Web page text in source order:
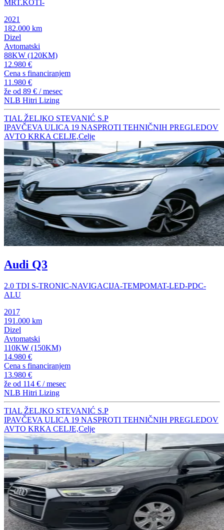
MRT.KOTI-
2021
182.000 km
Dizel
Avtomatski
88KW (120KM)
12.980 €
Cena s financiranjem
11.980 €
že od 89 € / mesec
NLB Hitri Lizing
TIAL ŽELJKO STEVANIĆ S.P
IPAVČEVA ULICA 19 NASPROTI TEHNIČNIH PREGLEDOV
AVTO KRKA CELJE,Celje
Audi Q3
2.0 TDI S-TRONIC-NAVIGACIJA-TEMPOMAT-LED-PDC-
ALU
2017
191.000 km
Dizel
Avtomatski
110KW (150KM)
14.980 €
Cena s financiranjem
13.980 €
že od 114 € / mesec
NLB Hitri Lizing
TIAL ŽELJKO STEVANIĆ S.P
IPAVČEVA ULICA 19 NASPROTI TEHNIČNIH PREGLEDOV
AVTO KRKA CELJE,Celje